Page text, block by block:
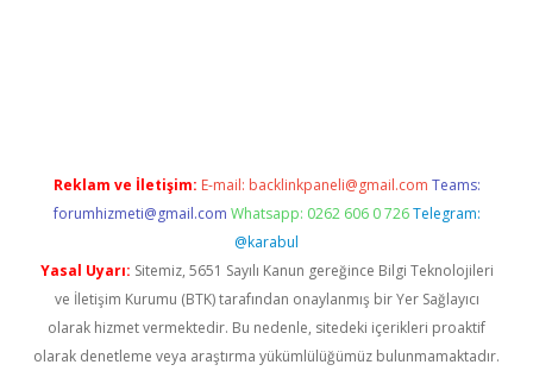
Reklam ve İletişim: E-mail: backlinkpaneli@gmail.com Teams:
forumhizmeti@gmail.com Whatsapp: 0262 606 0 726 Telegram:
@karabul
Yasal Uyarı: Sitemiz, 5651 Sayılı Kanun gereğince Bilgi Teknolojileri
ve İletişim Kurumu (BTK) tarafından onaylanmış bir Yer Sağlayıcı
olarak hizmet vermektedir. Bu nedenle, sitedeki içerikleri proaktif
olarak denetleme veya araştırma yükümlülüğümüz bulunmamaktadır.